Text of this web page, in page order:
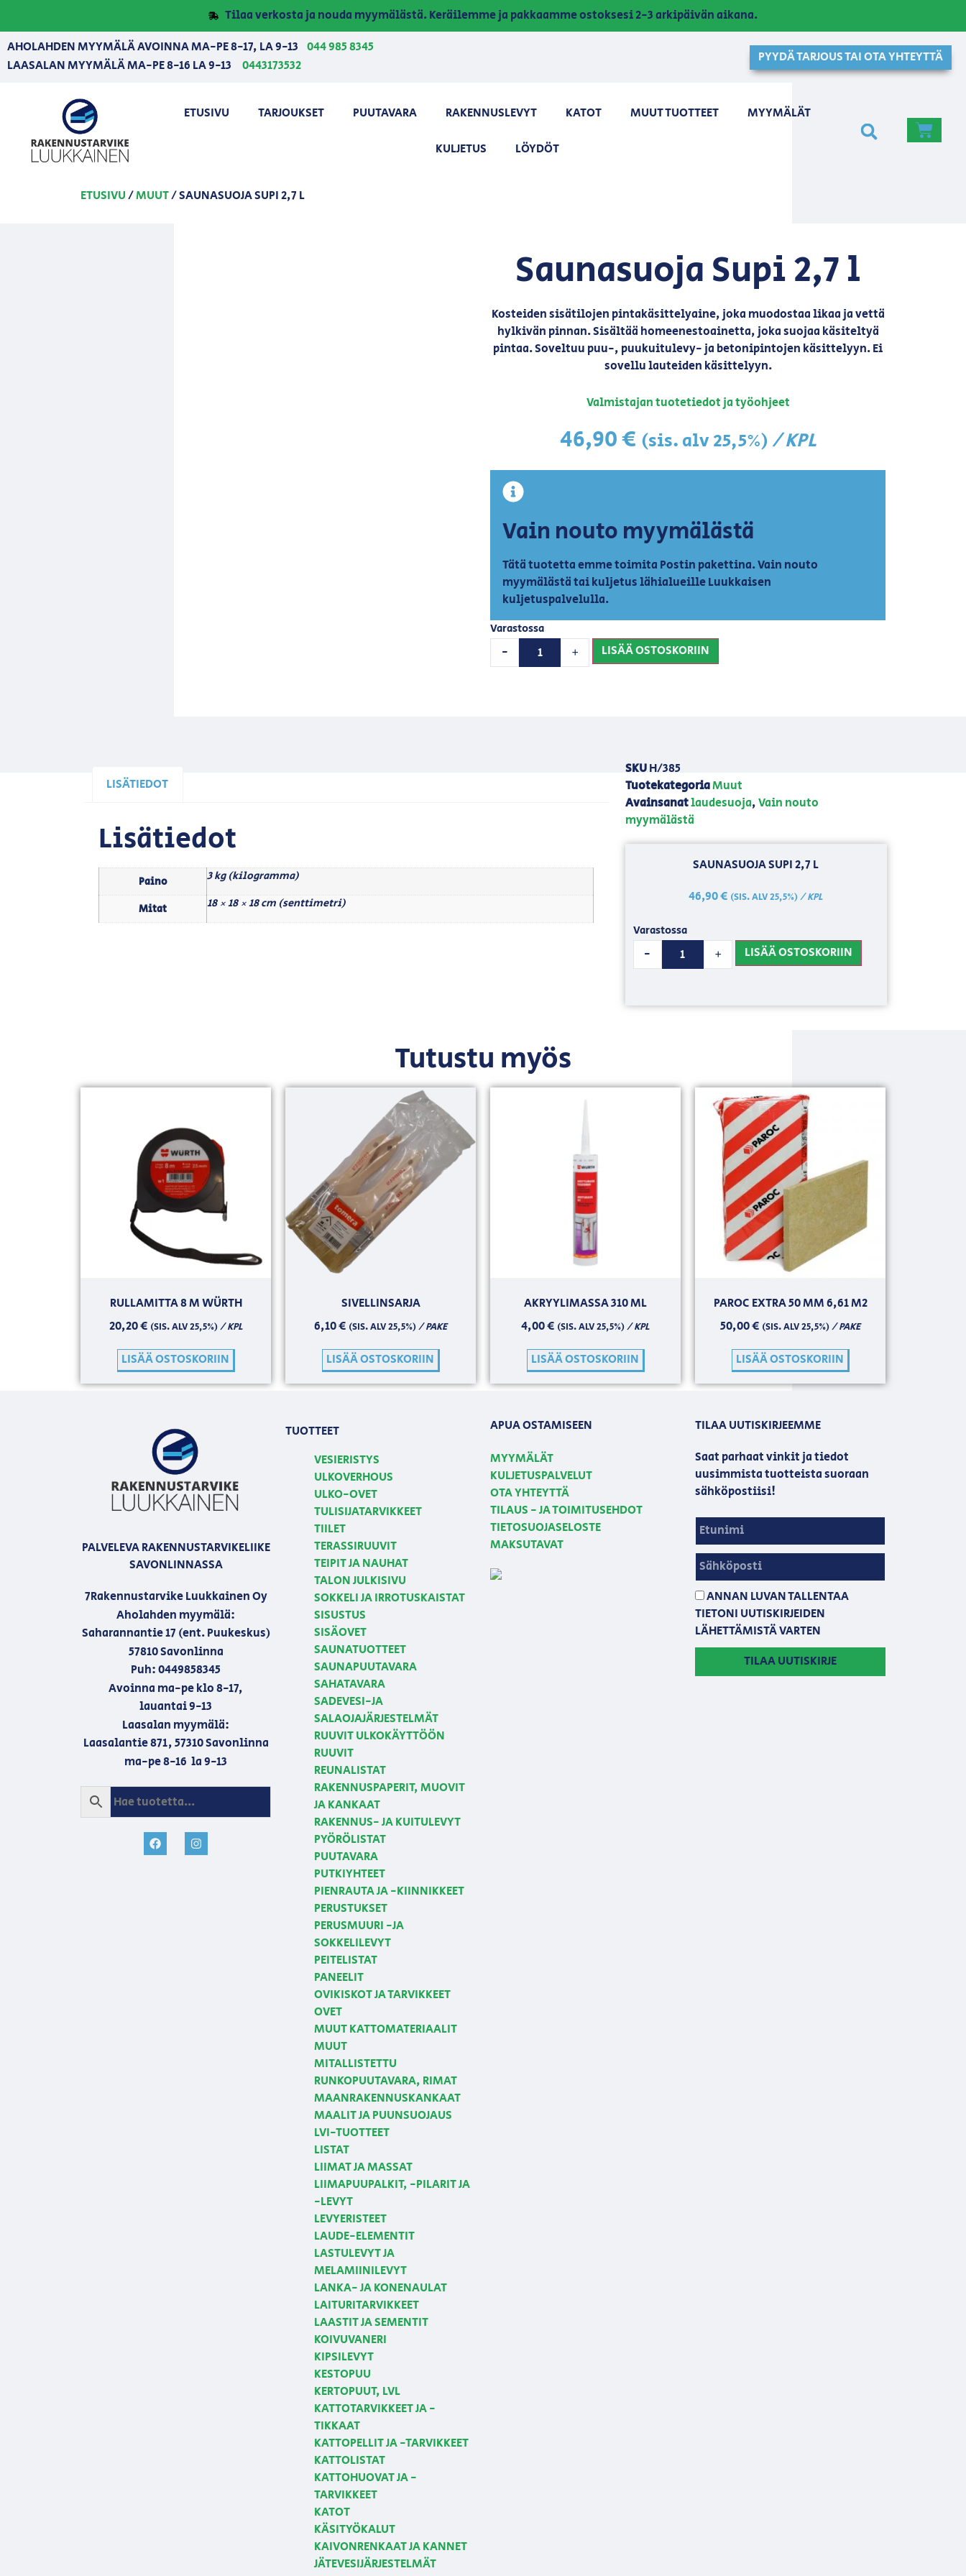
Tilaa verkosta ja nouda myymälästä. Keräilemme ja pakkaamme ostoksesi 2-3 arkipäivän aikana.
AHOLAHDEN MYYMÄLÄ AVOINNA MA-PE 8-17, LA 9-13 044 985 8345
LAASALAN MYYMÄLÄ MA-PE 8-16 LA 9-13
0443173532
PYYDÄ TARJOUS TAI OTA YHTEYTTÄ
ETUSIVU TARJOUKSET PUUTAVARA RAKENNUSLEVYT KATOT MUUT TUOTTEET MYYMÄLÄT
KULJETUS LÖYDÖT
ETUSIVU/MUUT/ SAUNASUOJA SUPI 2,7 L
Saunasuoja Supi 2,7 l
Kosteiden sisätilojen pintakäsittelyaine, joka muodostaa likaa ja vettä
hylkivän pinnan. Sisältää homeenestoainetta, joka suojaa käsiteltyä
pintaa. Soveltuu puu-, puukuitulevy- ja betonipintojen käsittelyyn. Ei
sovellu lauteiden käsittelyyn.
Valmistajan tuotetiedot ja työohjeet
46,90€ (sis. alv 25,5%)/ KPL
Vain nouto myymälästä
Tätä tuotetta emme toimita Postin pakettina. Vain nouto
myymälästä tai kuljetus lähialueille Luukkaisen
kuljetuspalvelulla.
Varastossa
- + LISÄÄ OSTOSKORIIN
LISÄTIEDOT
Lisätiedot
Paino 3 kg (kilogramma)
Mitat 18 × 18 × 18 cm (senttimetri)
SKUH/385
TuotekategoriaMuut
Avainsanatlaudesuoja,Vain nouto
myymälästä
SAUNASUOJA SUPI 2,7 L
46,90€ (SIS. ALV 25,5%)/ KPL
Varastossa
- + LISÄÄ OSTOSKORIIN
Tutustu myös
RULLAMITTA 8 M WÜRTH
20,20€ (SIS. ALV 25,5%)/ KPL
LISÄÄ OSTOSKORIIN
SIVELLINSARJA
6,10€ (SIS. ALV 25,5%)/ PAKE
LISÄÄ OSTOSKORIIN
AKRYYLIMASSA 310 ML
4,00€ (SIS. ALV 25,5%)/ KPL
LISÄÄ OSTOSKORIIN
PAROC EXTRA 50 MM 6,61 M2
50,00€ (SIS. ALV 25,5%)/ PAKE
LISÄÄ OSTOSKORIIN
PALVELEVA RAKENNUSTARVIKELIIKE
SAVONLINNASSA
7Rakennustarvike Luukkainen Oy
Aholahden myymälä:
Saharannantie 17 (ent. Puukeskus)
57810 Savonlinna
Puh: 0449858345
Avoinna ma-pe klo 8-17,
lauantai 9-13
Laasalan myymälä:
Laasalantie 871, 57310 Savonlinna
ma-pe 8-16 la 9-13
TUOTTEET
VESIERISTYS
ULKOVERHOUS
ULKO-OVET
TULISIJATARVIKKEET
TIILET
TERASSIRUUVIT
TEIPIT JA NAUHAT
TALON JULKISIVU
SOKKELI JA IRROTUSKAISTAT
SISUSTUS
SISÄOVET
SAUNATUOTTEET
SAUNAPUUTAVARA
SAHATAVARA
SADEVESI-JA
SALAOJAJÄRJESTELMÄT
RUUVIT ULKOKÄYTTÖÖN
RUUVIT
REUNALISTAT
RAKENNUSPAPERIT, MUOVIT
JA KANKAAT
RAKENNUS- JA KUITULEVYT
PYÖRÖLISTAT
PUUTAVARA
PUTKIYHTEET
PIENRAUTA JA -KIINNIKKEET
PERUSTUKSET
PERUSMUURI -JA
SOKKELILEVYT
PEITELISTAT
PANEELIT
OVIKISKOT JA TARVIKKEET
OVET
MUUT KATTOMATERIAALIT
MUUT
MITALLISTETTU
RUNKOPUUTAVARA, RIMAT
MAANRAKENNUSKANKAAT
MAALIT JA PUUNSUOJAUS
LVI-TUOTTEET
LISTAT
LIIMAT JA MASSAT
LIIMAPUUPALKIT, -PILARIT JA
-LEVYT
LEVYERISTEET
LAUDE-ELEMENTIT
LASTULEVYT JA
MELAMIINILEVYT
LANKA- JA KONENAULAT
LAITURITARVIKKEET
LAASTIT JA SEMENTIT
KOIVUVANERI
KIPSILEVYT
KESTOPUU
KERTOPUUT, LVL
KATTOTARVIKKEET JA -
TIKKAAT
KATTOPELLIT JA -TARVIKKEET
KATTOLISTAT
KATTOHUOVAT JA -
TARVIKKEET
KATOT
KÄSITYÖKALUT
KAIVONRENKAAT JA KANNET
JÄTEVESIJÄRJESTELMÄT
APUA OSTAMISEEN
MYYMÄLÄT
KULJETUSPALVELUT
OTA YHTEYTTÄ
TILAUS - JA TOIMITUSEHDOT
TIETOSUOJASELOSTE
MAKSUTAVAT
TILAA UUTISKIRJEEMME
Saat parhaat vinkit ja tiedot
uusimmista tuotteista suoraan
sähköpostiisi!
ANNAN LUVAN TALLENTAA
TIETONI UUTISKIRJEIDEN
LÄHETTÄMISTÄ VARTEN
TILAA UUTISKIRJE